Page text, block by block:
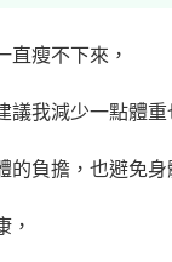
直瘦不下來，
議我減少一點體重
的負擔，也避免身
，